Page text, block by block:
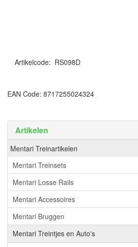
Artikelen
Mentari Treinartikelen
Mentari Treinsets
Mentari Losse Rails
Mentari Accessoires
Mentari Bruggen
Mentari Treintjes en Auto's
Artikelcode: RS098D
EAN Code: 8717255024324